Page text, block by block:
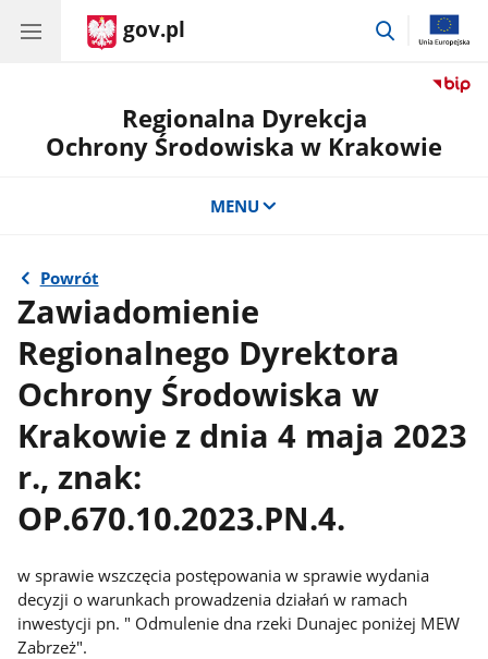
gov.pl
przejdź
Regionalna Dyrekcja
Ochrony Środowiska w Krakowie
MENU
Powrót
Zawiadomienie
Regionalnego Dyrektora
Ochrony Środowiska w
Krakowie z dnia 4 maja 2023
r., znak:
OP.670.10.2023.PN.4.
w sprawie wszczęcia postępowania w sprawie wydania
decyzji o warunkach prowadzenia działań w ramach
inwestycji pn. " Odmulenie dna rzeki Dunajec poniżej MEW
Zabrzeż".